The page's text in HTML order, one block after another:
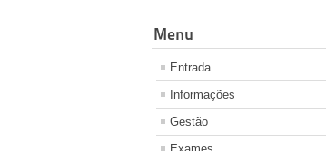
Menu
Entrada
Informações
Gestão